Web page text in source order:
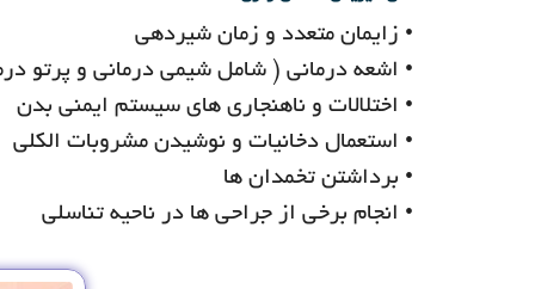
• زایمان متعدد و زمان شیردهی
• اشعه درمانی ( شامل شیمی درمانی و پرتو
• اختلالات و ناهنجاری های سیستم ایمنی بدن
• استعمال دخانیات و نوشیدن مشروبات الکلی
• برداشتن تخمدان ها
• انجام برخی از جراحی ها در ناحیه تناسلی